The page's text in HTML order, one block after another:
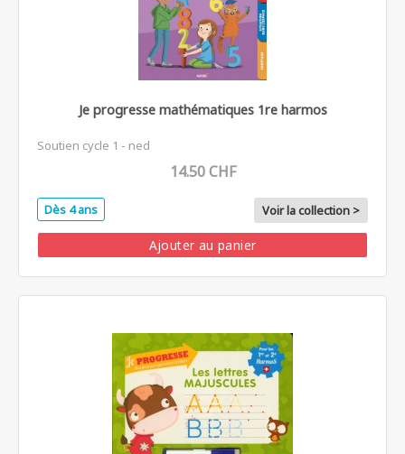
Je progresse mathématiques 1re harmos
Soutien cycle 1 - ned
14.50 CHF
Dès 4 ans Voir la collection >
Ajouter au panier